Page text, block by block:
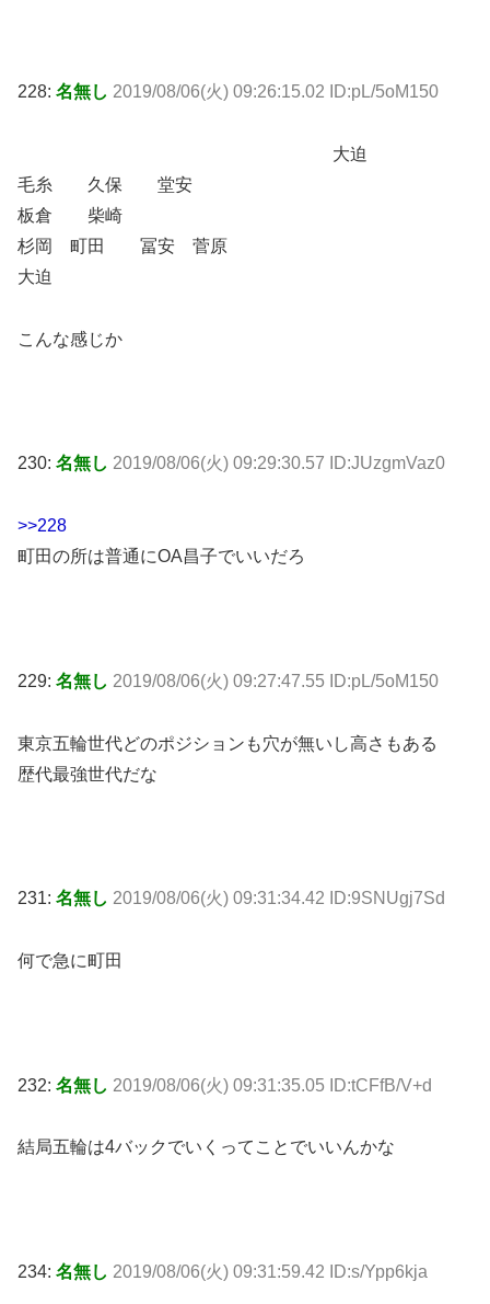
228: 名無し 2019/08/06(火) 09:26:15.02 ID:pL/5oM150
大迫
毛糸 久保 堂安
板倉 柴崎
杉岡 町田 冨安 菅原
大迫
こんな感じか
230: 名無し 2019/08/06(火) 09:29:30.57 ID:JUzgmVaz0
>>228
町田の所は普通にOA昌子でいいだろ
229: 名無し 2019/08/06(火) 09:27:47.55 ID:pL/5oM150
東京五輪世代どのポジションも穴が無いし高さもある
歴代最強世代だな
231: 名無し 2019/08/06(火) 09:31:34.42 ID:9SNUgj7Sd
何で急に町田
232: 名無し 2019/08/06(火) 09:31:35.05 ID:tCFfB/V+d
結局五輪は4バックでいくってことでいいんかな
234: 名無し 2019/08/06(火) 09:31:59.42 ID:s/Ypp6kja